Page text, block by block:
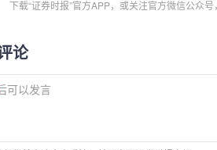
下载“证券时报”官方APP，或关注官方微信公众
论
可以发言